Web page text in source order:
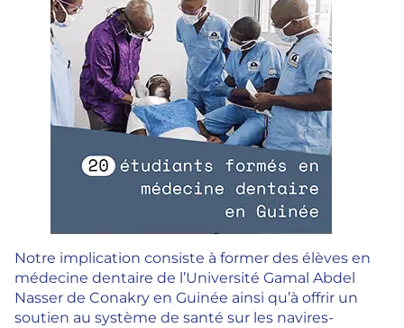
Notre implication consiste à former des élèves en
médecine dentaire de l’Université Gamal Abdel
Nasser de Conakry en Guinée ainsi qu’à offrir un
soutien au système de santé sur les navires-